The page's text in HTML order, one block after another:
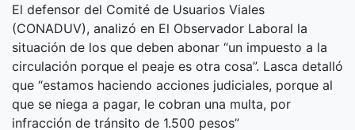
El defensor del Comité de Usuarios Viales
(CONADUV), analizó en El Observador Laboral la
situación de los que deben abonar “un impuesto a la
circulación porque el peaje es otra cosa”. Lasca detalló
que “estamos haciendo acciones judiciales, porque al
que se niega a pagar, le cobran una multa, por
infracción de tránsito de 1.500 pesos”